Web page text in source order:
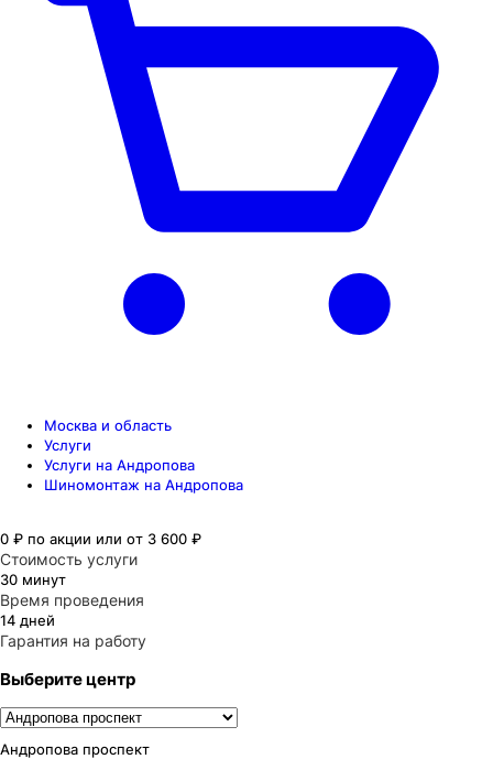
Москва и область
Услуги
Услуги на Андропова
Шиномонтаж на Андропова
0 ₽ по акции или от 3 600 ₽
Стоимость услуги
30 минут
Время проведения
14 дней
Гарантия на работу
Выберите центр
Андропова проспект